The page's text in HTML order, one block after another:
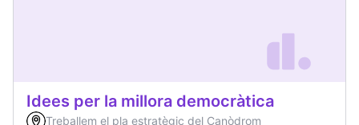
Idees per la millora democràtica
Treballem el pla estratègic del Canòdrom